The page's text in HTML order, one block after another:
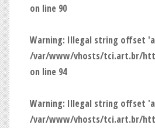
on line 90
Warning: Illegal string offset
/var/www/vhosts/tci.art.br/
on line 94
Warning: Illegal string offset
/var/www/vhosts/tci.art.br/